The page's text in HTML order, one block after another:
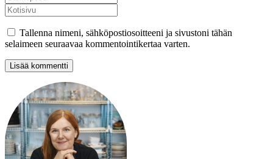
Tallenna nimeni, sähköpostiosoitteeni ja sivustoni tähän
selaimeen seuraavaa kommentointikertaa varten.